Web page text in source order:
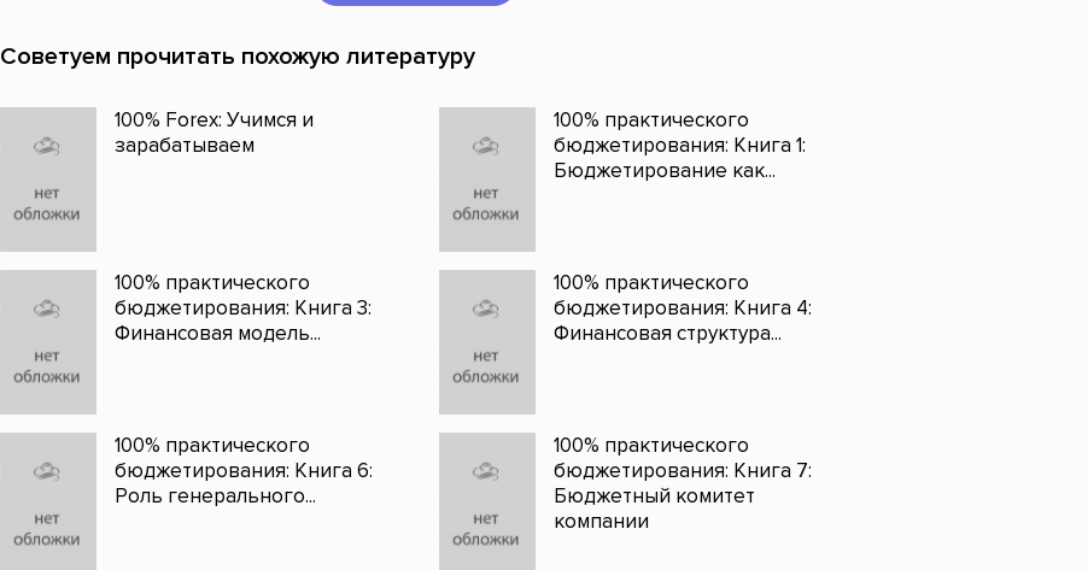
Советуем прочитать похожую литературу
100% Forex: Учимся и
зарабатываем
100% практического
бюджетирования: Книга 1:
Бюджетирование как...
100% практического
бюджетирования: Книга 3:
Финансовая модель...
100% практического
бюджетирования: Книга 4:
Финансовая структура...
100% практического
бюджетирования: Книга 6:
Роль генерального...
100% практического
бюджетирования: Книга 7:
Бюджетный комитет
компании